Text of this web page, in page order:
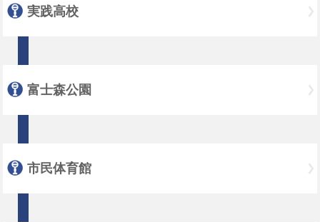
実践高校
富士森公園
市民体育館